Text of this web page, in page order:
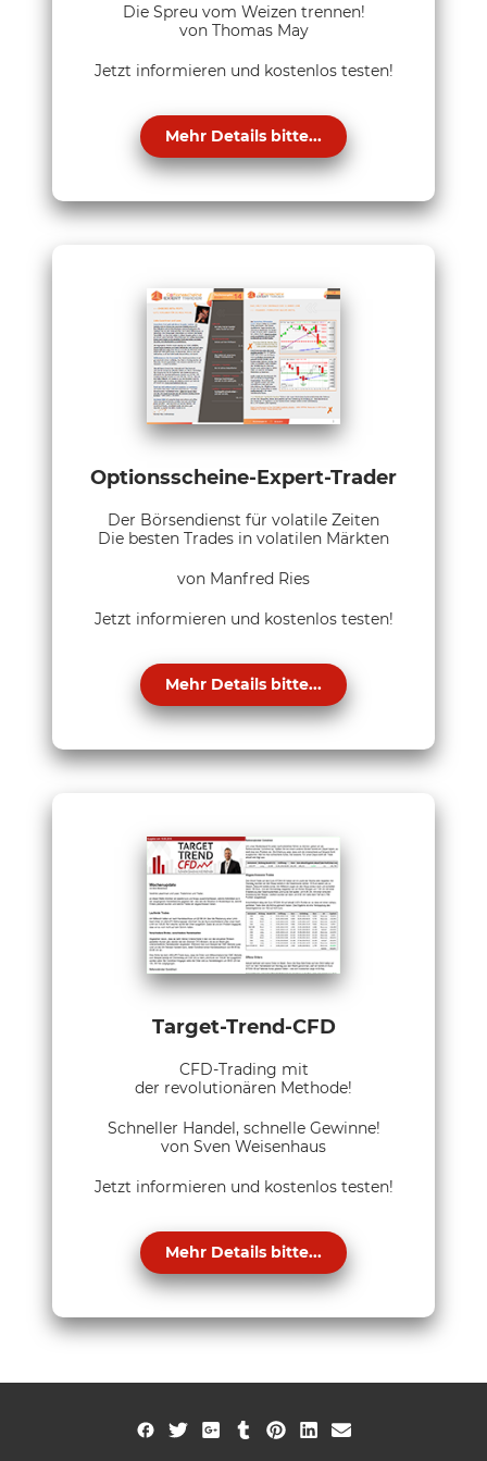
Die Spreu vom Weizen trennen!
von Thomas May
Jetzt informieren und kostenlos testen!
Mehr Details bitte...
Optionsscheine-Expert-Trader
Der Börsendienst für volatile Zeiten
Die besten Trades in volatilen Märkten
von Manfred Ries
Jetzt informieren und kostenlos testen!
Mehr Details bitte...
Target-Trend-CFD
CFD-Trading mit
der revolutionären Methode!
Schneller Handel, schnelle Gewinne!
von Sven Weisenhaus
Jetzt informieren und kostenlos testen!
Mehr Details bitte...